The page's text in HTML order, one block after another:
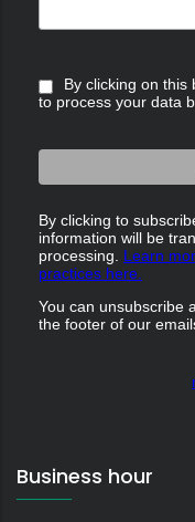
By clicking on this
to process your data
By clicking to
information will be
processing. Learn
practices here.
You can unsubscribe
the footer of our
Business hour